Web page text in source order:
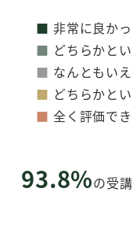
■ 非常に良か
■ どちらかと
■ なんともい
■ どちらかと
■ 全く評価で
93.8%の受